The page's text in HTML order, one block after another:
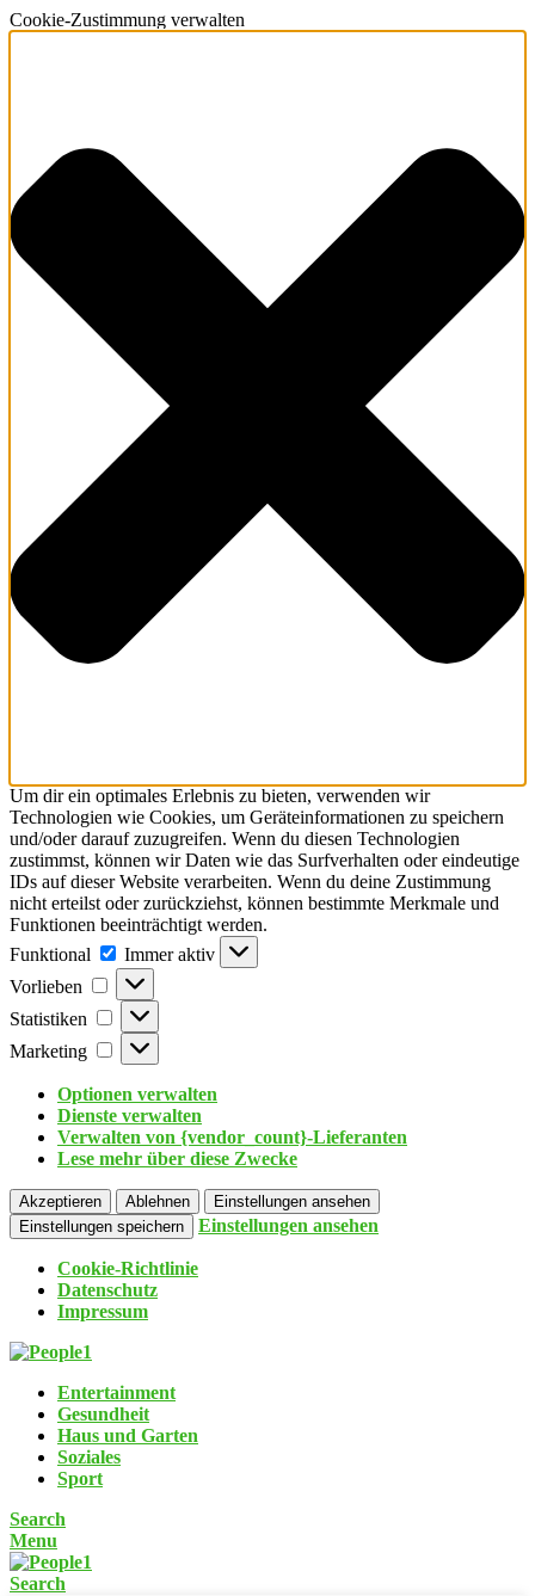
Cookie-Zustimmung verwalten
Um dir ein optimales Erlebnis zu bieten, verwenden wir
Technologien wie Cookies, um Geräteinformationen zu speichern
und/oder darauf zuzugreifen. Wenn du diesen Technologien
zustimmst, können wir Daten wie das Surfverhalten oder eindeutige
IDs auf dieser Website verarbeiten. Wenn du deine Zustimmung
nicht erteilst oder zurückziehst, können bestimmte Merkmale und
Funktionen beeinträchtigt werden.
Funktional
Immer aktiv
Vorlieben
Statistiken
Marketing
Optionen verwalten
Dienste verwalten
Verwalten von {vendor_count}-Lieferanten
Lese mehr über diese Zwecke
Akzeptieren Ablehnen
Einstellungen ansehen
Einstellungen speichern
Einstellungen ansehen
Cookie-Richtlinie
Datenschutz
Impressum
Entertainment
Gesundheit
Haus und Garten
Soziales
Sport
Search
Menu
Search